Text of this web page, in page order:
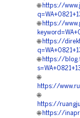
🌐 https://
🌐 https://
🌐 https://
🌐 https://
🌐
https://
🌐
https://
🌐 https://